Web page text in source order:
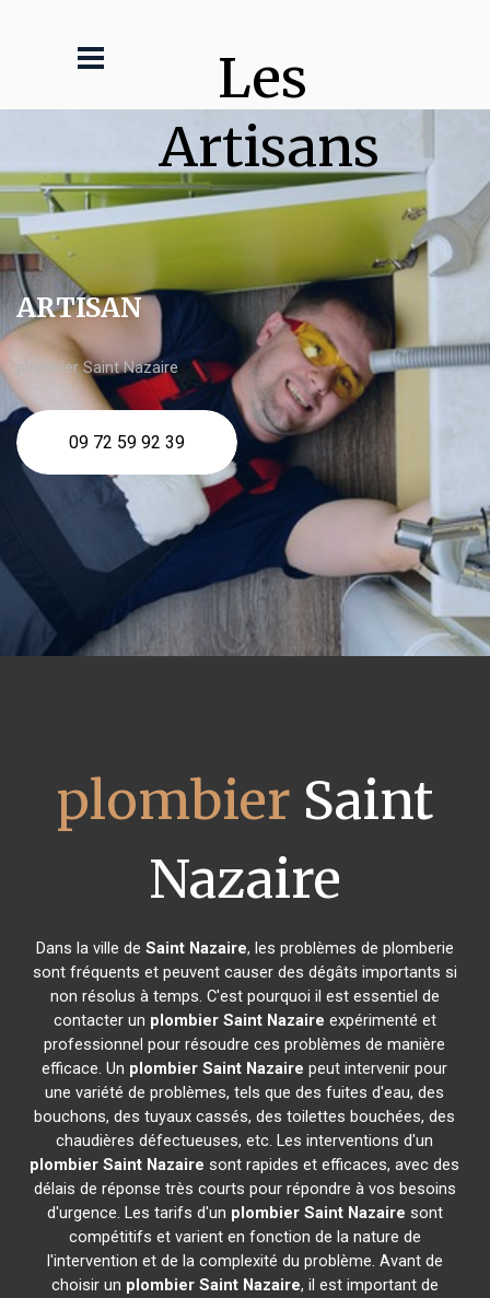
Les
Artisans
ARTISAN
plombier Saint Nazaire
09 72 59 92 39
plombier Saint
Nazaire
Dans la ville de Saint Nazaire, les problèmes de plomberie
sont fréquents et peuvent causer des dégâts importants si
non résolus à temps. C'est pourquoi il est essentiel de
contacter un plombier Saint Nazaire expérimenté et
professionnel pour résoudre ces problèmes de manière
efficace. Un plombier Saint Nazaire peut intervenir pour
une variété de problèmes, tels que des fuites d'eau, des
bouchons, des tuyaux cassés, des toilettes bouchées, des
chaudières défectueuses, etc. Les interventions d'un
plombier Saint Nazaire sont rapides et efficaces, avec des
délais de réponse très courts pour répondre à vos besoins
d'urgence. Les tarifs d'un plombier Saint Nazaire sont
compétitifs et varient en fonction de la nature de
l'intervention et de la complexité du problème. Avant de
choisir un plombier Saint Nazaire, il est important de